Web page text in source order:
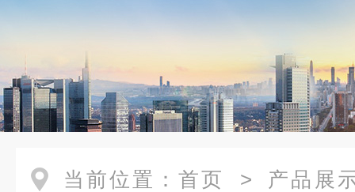
当前位置： 首页 > 产品展